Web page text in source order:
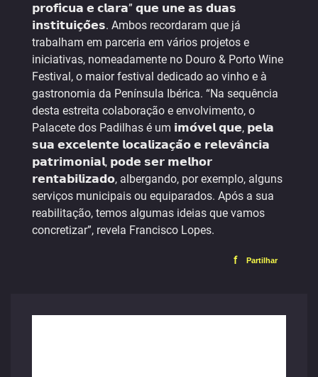
𝗽𝗿𝗼𝗳𝗶́𝗰𝘂𝗮 𝗲 𝗰𝗹𝗮𝗿𝗮” 𝗾𝘂𝗲 𝘂𝗻𝗲 𝗮𝘀 𝗱𝘂𝗮𝘀
𝗶𝗻𝘀𝘁𝗶𝘁𝘂𝗶𝗰̧𝗼̃𝗲𝘀. Ambos recordaram que já
trabalham em parceria em vários projetos e
iniciativas, nomeadamente no Douro & Porto Wine
Festival, o maior festival dedicado ao vinho e à
gastronomia da Península Ibérica. “Na sequência
desta estreita colaboração e envolvimento, o
Palacete dos Padilhas é um 𝗶𝗺𝗼́𝘃𝗲𝗹 𝗾𝘂𝗲, 𝗽𝗲𝗹𝗮
𝘀𝘂𝗮 𝗲𝘅𝗰𝗲𝗹𝗲𝗻𝘁𝗲 𝗹𝗼𝗰𝗮𝗹𝗶𝘇𝗮𝗰̧𝗮̃𝗼 𝗲 𝗿𝗲𝗹𝗲𝘃𝗮̂𝗻𝗰𝗶𝗮
𝗽𝗮𝘁𝗿𝗶𝗺𝗼𝗻𝗶𝗮𝗹, 𝗽𝗼𝗱𝗲 𝘀𝗲𝗿 𝗺𝗲𝗹𝗵𝗼𝗿
𝗿𝗲𝗻𝘁𝗮𝗯𝗶𝗹𝗶𝘇𝗮𝗱𝗼, albergando, por exemplo, alguns
serviços municipais ou equiparados. Após a sua
reabilitação, temos algumas ideias que vamos
concretizar”, revela Francisco Lopes.
f Partilhar